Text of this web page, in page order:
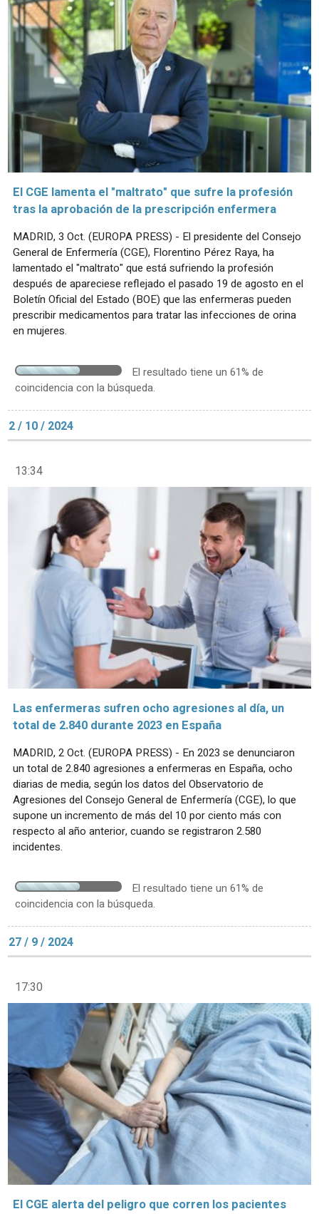
El CGE lamenta el "maltrato" que sufre la profesión
tras la aprobación de la prescripción enfermera
MADRID, 3 Oct. (EUROPA PRESS) - El presidente del Consejo
General de Enfermería (CGE), Florentino Pérez Raya, ha
lamentado el "maltrato" que está sufriendo la profesión
después de apareciese reflejado el pasado 19 de agosto en el
Boletín Oficial del Estado (BOE) que las enfermeras pueden
prescribir medicamentos para tratar las infecciones de orina
en mujeres.
El resultado tiene un 61% de
coincidencia con la búsqueda.
2 / 10 / 2024
13:34
Las enfermeras sufren ocho agresiones al día, un
total de 2.840 durante 2023 en España
MADRID, 2 Oct. (EUROPA PRESS) - En 2023 se denunciaron
un total de 2.840 agresiones a enfermeras en España, ocho
diarias de media, según los datos del Observatorio de
Agresiones del Consejo General de Enfermería (CGE), lo que
supone un incremento de más del 10 por ciento más con
respecto al año anterior, cuando se registraron 2.580
incidentes.
El resultado tiene un 61% de
coincidencia con la búsqueda.
27 / 9 / 2024
17:30
El CGE alerta del peligro que corren los pacientes